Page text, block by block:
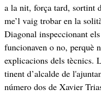
a la nit, força tard, sortint
me’l vaig trobar en la
Diagonal inspeccionant
funcionaven o no, perquè
explicacions dels tècnics.
tinent d’alcalde de
número dos de Xavier